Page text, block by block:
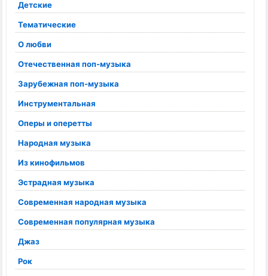
Детские
Тематические
О любви
Отечественная поп-музыка
Зарубежная поп-музыка
Инструментальная
Оперы и оперетты
Народная музыка
Из кинофильмов
Эстрадная музыка
Современная народная музыка
Современная популярная музыка
Джаз
Рок